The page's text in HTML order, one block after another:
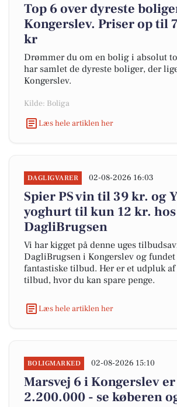
Top 6 over dyreste
Kongerslev. Priser op til
kr
Drømmer du om en bolig i absolut
har samlet de dyreste boliger, der
Kongerslev.
Kilde: Boliga
Læs hele artiklen her
DAGLIGVARER 02-08-2026 16:03
Spier PS vin til 39 kr. og
yoghurt til kun 12 kr. hos
DagliBrugsen
Vi har kigget på denne uges
DagliBrugsen i Kongerslev og
fantastiske tilbud. Her er et udpluk af
tilbud, hvor du kan spare penge.
Læs hele artiklen her
BOLIGMARKED 02-08-2026 15:10
Marsvej 6 i Kongerslev
2.200.000 - se køberen